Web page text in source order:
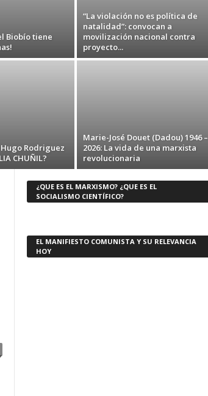
Biobío tiene
“La violación no es política de
natalidad”: convocan a
movilización nacional contra
proyecto...
Rodriguez
CHUÑIL?
Marie-José Douet (Dadou) 1946 –
2026: La vida de una marxista
revolucionaria
¿QUE ES EL MARXISMO? ¿QUE ES EL
SOCIALISMO CIENTÍFICO?
EL MANIFIESTO COMUNISTA Y SU RELEVANCIA
HOY